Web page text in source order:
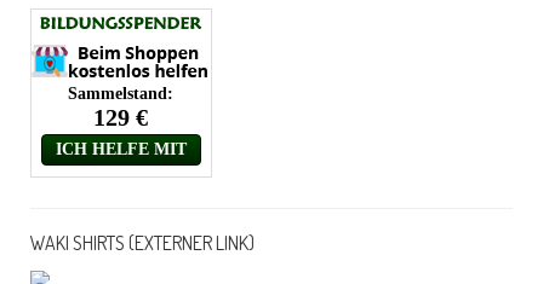
WAKI SHIRTS (EXTERNER LINK)